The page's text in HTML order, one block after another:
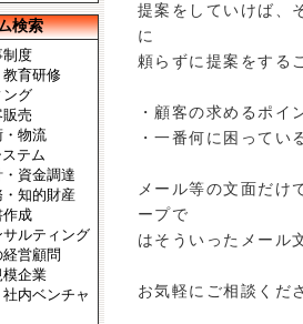
検索
制度
育研修
ング
売
・物流
テム
資金調達
知的財産
作成
ルティング
営顧問
模企業
内ベンチャ
提案をしていけば、
に
頼らずに提案をする
・顧客の求めるポイ
・一番何に困ってい
メール等の文面だけ
ープで
はそういったメール
お気軽にご相談くだ